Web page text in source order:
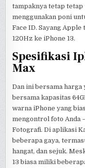
tampaknya tetap tetap
menggunakan poni
Face ID. Sayang
120Hz ke iPhone 13.
Spesifikasi
Max
Dan ini bersama harga
bersama kapasitas
warna iPhone yang
mengontrol foto Anda
Fotografi. Di aplikasi
beberapa gaya,
hangat, dan sejuk.
13 biasa miliki